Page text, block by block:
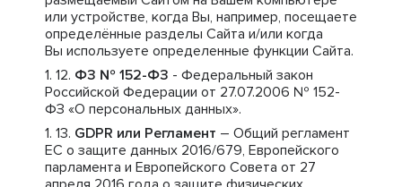
или устройстве, когда Вы, например, посещаете
определённые разделы Сайта и/или когда
Вы используете определенные функции Сайта.
ФЗ № 152-ФЗ - Федеральный закон
Российской Федерации от 27.07.2006 № 152-
ФЗ «О персональных данных».
GDPR или Регламент – Общий регламент
ЕС о защите данных 2016/679, Европейского
парламента и Европейского Совета от 27